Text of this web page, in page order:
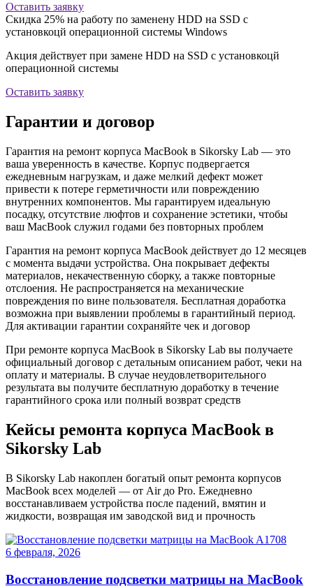
Оставить заявку
Скидка 25% на работу по заменену HDD на SSD с
установкоцй операционной системы Windows
Акция действует при замене HDD на SSD с установкоцй
операционной системы
Оставить заявку
Гарантии и договор
Гарантия на ремонт корпуса MacBook в Sikorsky Lab — это
ваша уверенность в качестве. Корпус подвергается
ежедневным нагрузкам, и даже мелкий дефект может
привести к потере герметичности или повреждению
внутренних компонентов. Мы гарантируем идеальную
посадку, отсутствие люфтов и сохранение эстетики, чтобы
ваш MacBook служил годами без повторных проблем
Гарантия на ремонт корпуса MacBook действует до 12 месяцев
с момента выдачи устройства. Она покрывает дефекты
материалов, некачественную сборку, а также повторные
отслоения. Не распространяется на механические
повреждения по вине пользователя. Бесплатная доработка
возможна при выявлении проблемы в гарантийный период.
Для активации гарантии сохраняйте чек и договор
При ремонте корпуса MacBook в Sikorsky Lab вы получаете
официальный договор с детальным описанием работ, чеки на
оплату и материалы. В случае неудовлетворительного
результата вы получите бесплатную доработку в течение
гарантийного срока или полный возврат средств
Кейсы ремонта корпуса MacBook в
Sikorsky Lab
В Sikorsky Lab накоплен богатый опыт ремонта корпусов
MacBook всех моделей — от Air до Pro. Ежедневно
восстанавливаем устройства после падений, вмятин и
жидкости, возвращая им заводской вид и прочность
6 февраля, 2026
Восстановление подсветки матрицы на MacBook